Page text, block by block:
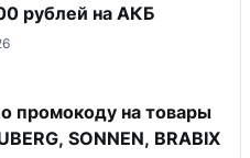
рублей на АКБ
промокоду на товары
SONNEN, BRABIX